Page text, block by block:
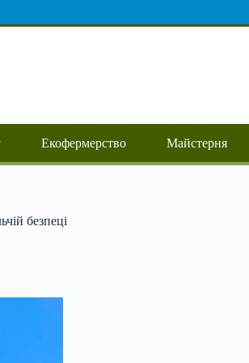
Екофермерство Майстерня
безпеці